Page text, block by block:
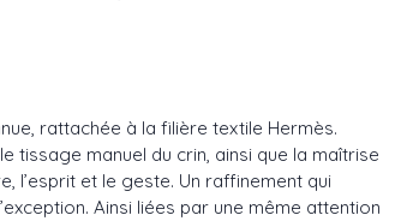
rattachée à la filière textile Hermès.
tissage manuel du crin, ainsi que la maîtrise
l’esprit et le geste. Un raffinement qui
Ainsi liées par une même attention